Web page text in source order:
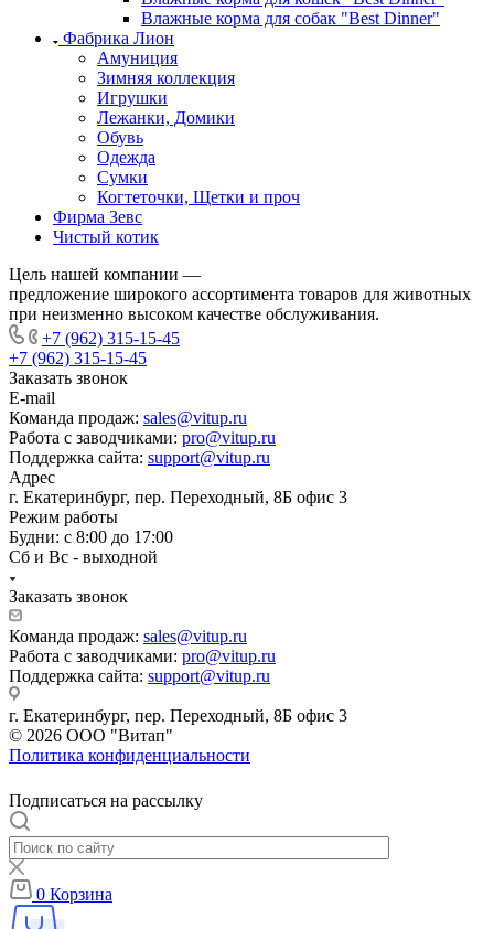
Влажные корма для собак "Best Dinner"
Фабрика Лион
Амуниция
Зимняя коллекция
Игрушки
Лежанки, Домики
Обувь
Одежда
Сумки
Когтеточки, Щетки и проч
Фирма Зевс
Чистый котик
Цель нашей компании —
предложение широкого ассортимента товаров для животных
при неизменно высоком качестве обслуживания.
+7 (962) 315-15-45
+7 (962) 315-15-45
Заказать звонок
E-mail
Команда продаж: sales@vitup.ru
Работа с заводчиками: pro@vitup.ru
Поддержка сайта: support@vitup.ru
Адрес
г. Екатеринбург, пер. Переходный, 8Б офис 3
Режим работы
Будни: с 8:00 до 17:00
Сб и Вс - выходной
Заказать звонок
Команда продаж: sales@vitup.ru
Работа с заводчиками: pro@vitup.ru
Поддержка сайта: support@vitup.ru
г. Екатеринбург, пер. Переходный, 8Б офис 3
© 2026 ООО "Витап"
Политика конфиденциальности
Подписаться на рассылку
0 Корзина